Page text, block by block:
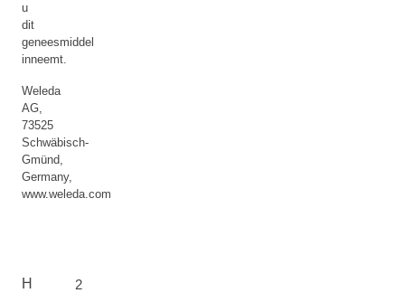
u
dit
geneesmiddel
inneemt.
Weleda
AG,
73525
Schwäbisch-
Gmünd,
Germany,
www.weleda.com
H
2